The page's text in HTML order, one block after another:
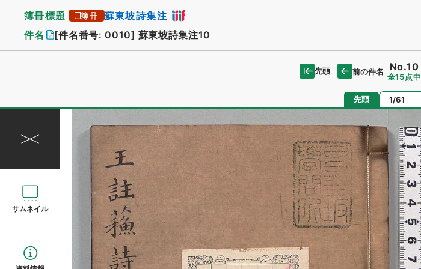
簿冊標題 簿冊 蘇東坡詩集注
件名 [件名番号: 0010] 蘇東坡詩集注10
先頭 前の件名 No.10
全15点中
先頭 ページ
サムネイル